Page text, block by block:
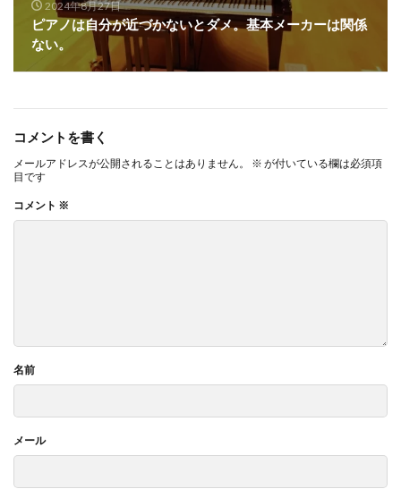
2024年8月27日
ピアノは自分が近づかないとダメ。基本メーカーは関係
ない。
コメントを書く
メールアドレスが公開されることはありません。 ※ が付いている欄は必須項
目です
コメント ※
名前
メール